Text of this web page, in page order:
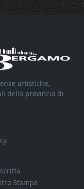
artistiche,
della provincia di
Stampa